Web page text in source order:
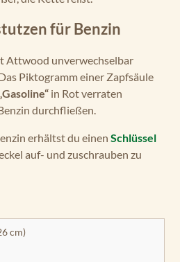
für Benzin
Attwood unverwechselbar
Piktogramm einer Zapfsäule
in Rot verraten
durchfließen.
erhältst du einen Schlüssel
auf- und zuschrauben zu
cm)